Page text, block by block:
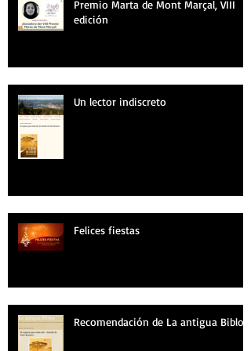
Premio Marta de Mont Marçal, VIII
edición
Un lector indiscreto
Felices fiestas
Recomendación de La antigua Biblos